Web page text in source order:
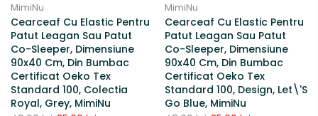
MimiNu
Cearceaf Cu Elastic Pentru
Patut Leagan Sau Patut
Co-Sleeper, Dimensiune
90x40 Cm, Din Bumbac
Certificat Oeko Tex
Standard 100, Colectia
Royal, Grey, MimiNu
MimiNu
Cearceaf Cu Elastic Pentru
Patut Leagan Sau Patut
Co-Sleeper, Dimensiune
90x40 Cm, Din Bumbac
Certificat Oeko Tex
Standard 100, Design, Let\'s
Go Blue, MimiNu